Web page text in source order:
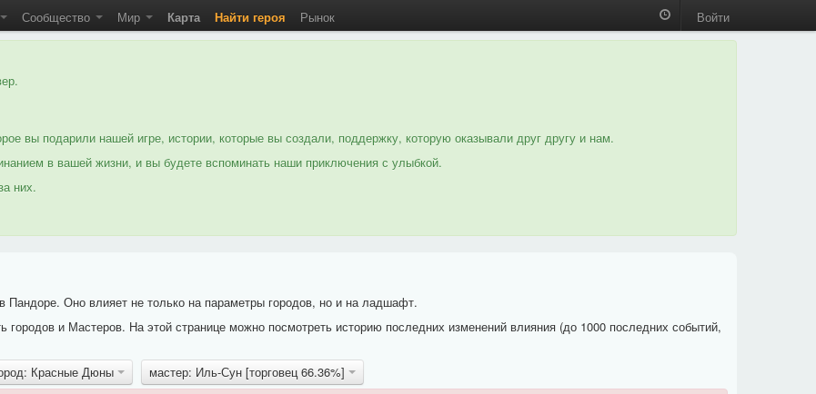
Сообщество Мир Карта Найти героя Рынок Войти
вы подарили нашей игре, истории, которые вы создали, поддержку, которую оказывали друг другу и нам.
в вашей жизни, и вы будете вспоминать наши приключения с улыбкой.
них.
Оно влияет не только на параметры городов, но и на ладшафт.
и Мастеров. На этой странице можно посмотреть историю последних изменений влияния (до 1000 последних событий,
Красные Дюны
мастер: Иль-Сун [торговец 66.36%]